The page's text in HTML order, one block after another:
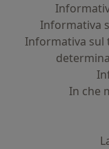
Informativa
Informativa sul
In che